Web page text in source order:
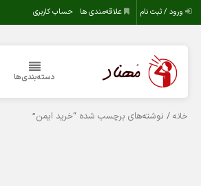
ورود / ثبت نام علاقه‌مندی ها حساب کاربری
دسته‌بندی‌ها
خانه / نوشته‌های برچسب شده “خرید ایمن”